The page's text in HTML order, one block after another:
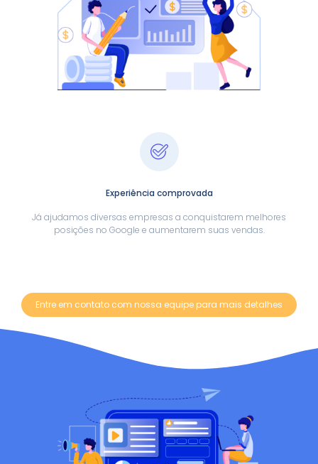
Experiência comprovada
Já ajudamos diversas empresas a conquistarem melhores
posições no Google e aumentarem suas vendas.
Entre em contato com nossa equipe para mais detalhes